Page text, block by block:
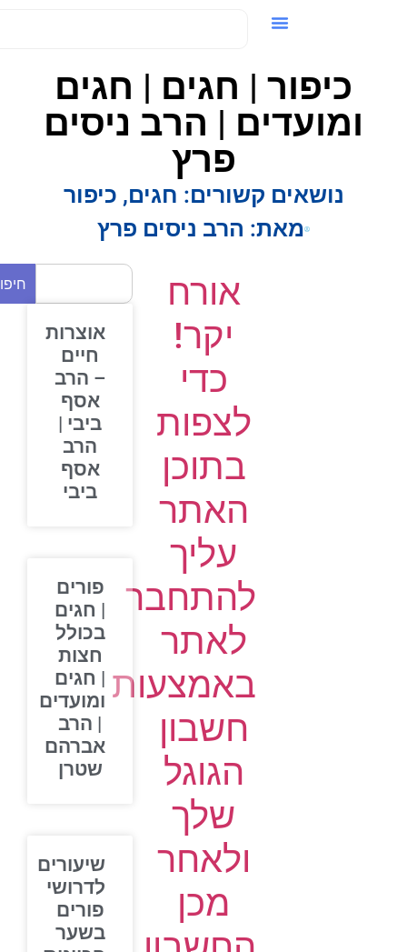
כיפור | חגים | חגים
ומועדים | הרב ניסים
פרץ
נושאים קשורים: חגים,כיפור
מאת:הרב ניסים פרץ
אורח
יקר!
כדי
לצפות
בתוכן
האתר
עליך
להתחבר
לאתר
באמצעות
חשבון
הגוגל
שלך
ולאחר
מכן
חיפוש
אוצרות
חיים
– הרב
אסף
ביבי |
הרב
אסף
ביבי
פורים
| חגים
בכולל
חצות
| חגים
ומועדים
| הרב
אברהם
שטרן
שיעורים
לדרושי
פורים
בשער